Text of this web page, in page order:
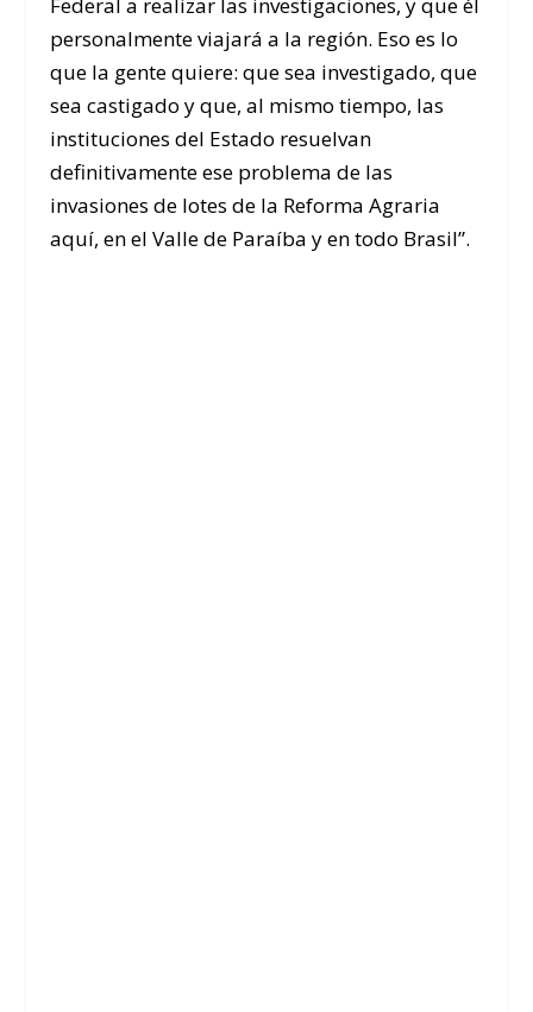
personalmente viajará a la región. Eso es lo
que la gente quiere: que sea investigado, que
sea castigado y que, al mismo tiempo, las
instituciones del Estado resuelvan
definitivamente ese problema de las
invasiones de lotes de la Reforma Agraria
aquí, en el Valle de Paraíba y en todo Brasil”.